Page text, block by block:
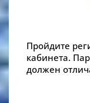
Пройдите
кабинета.
должен